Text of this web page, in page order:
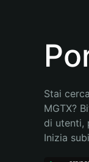
Bahasa Indonesia
Stai
MGTX?
di utenti,
Inizia